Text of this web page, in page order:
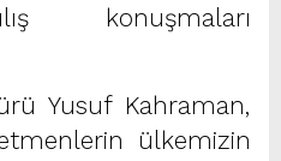
konuşmaları
Yusuf Kahraman,
ülkemizin